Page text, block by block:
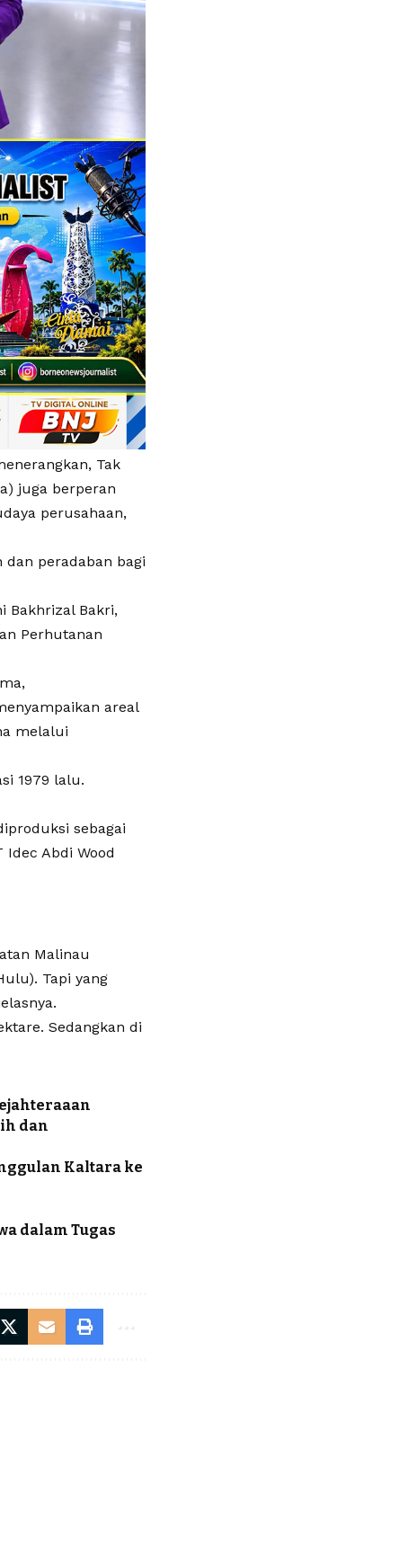
Tak
juga berperan
perusahaan,
dan peradaban bagi
Bakhrizal Bakri,
Perhutanan
areal
melalui
1979 lalu.
sebagai
Abdi Wood
Malinau
Tapi yang
Sedangkan di
dan
Kaltara ke
dalam Tugas